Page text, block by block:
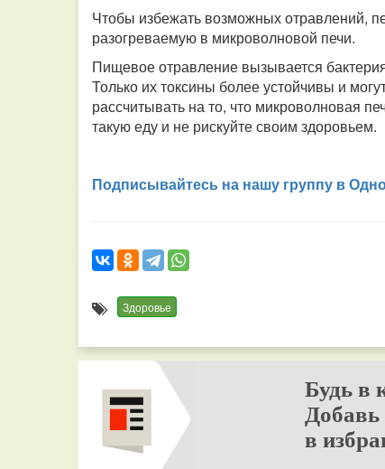
Чтобы избежать возможных отравлений,
разогреваемую в микроволновой печи.
Пищевое отравление вызывается
Только их токсины более устойчивы и
рассчитывать на то, что микроволновая
такую еду и не рискуйте своим здоровьем.
Подписывайтесь на нашу группу в
Здоровье
Будь в
Добавь
в